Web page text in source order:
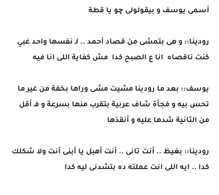
أسمى يوسف و بيقولولى چو يا قطة
رودينا:: و هى بتمشى من قصاد أحمد .. لـ نفسها واحد غبي
كنت ناقصاه انا ع الصبح كدا مش كفاية اللى انا فيه
يوسف:: بعد ما رودينا مشيت مشى وراها بخفة من غير ما
تحس بيه و فجأة شاف عربية بتقرب منها بسرعة و فـ أقل
من الثانية شدها عليه و أنقذها
رودينا:: بغيظ .. أنت تانى .. أنت أهبل يا أبنى أنت ولا شكلك
كدا .. ايه اللى انت عملته ده بتشدنى ليه كدا